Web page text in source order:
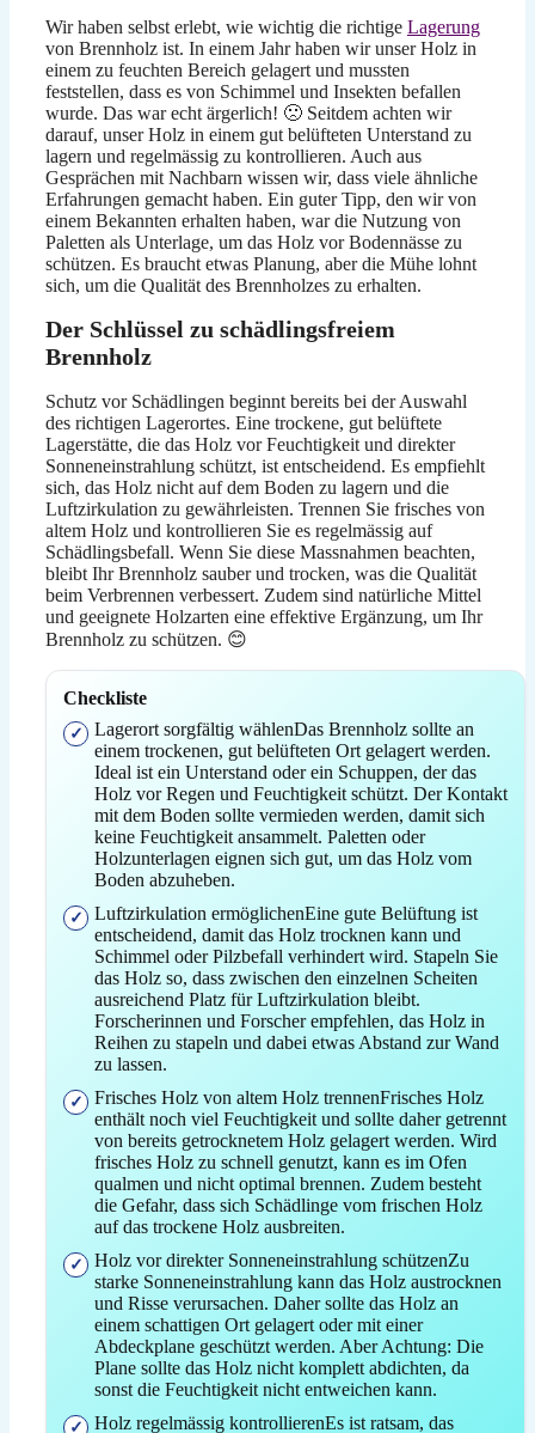
Wir haben selbst erlebt, wie wichtig die richtige Lagerung
von Brennholz ist. In einem Jahr haben wir unser Holz in
einem zu feuchten Bereich gelagert und mussten
feststellen, dass es von Schimmel und Insekten befallen
wurde. Das war echt ärgerlich! 🙁 Seitdem achten wir
darauf, unser Holz in einem gut belüfteten Unterstand zu
lagern und regelmässig zu kontrollieren. Auch aus
Gesprächen mit Nachbarn wissen wir, dass viele ähnliche
Erfahrungen gemacht haben. Ein guter Tipp, den wir von
einem Bekannten erhalten haben, war die Nutzung von
Paletten als Unterlage, um das Holz vor Bodennässe zu
schützen. Es braucht etwas Planung, aber die Mühe lohnt
sich, um die Qualität des Brennholzes zu erhalten.
Der Schlüssel zu schädlingsfreiem
Brennholz
Schutz vor Schädlingen beginnt bereits bei der Auswahl
des richtigen Lagerortes. Eine trockene, gut belüftete
Lagerstätte, die das Holz vor Feuchtigkeit und direkter
Sonneneinstrahlung schützt, ist entscheidend. Es empfiehlt
sich, das Holz nicht auf dem Boden zu lagern und die
Luftzirkulation zu gewährleisten. Trennen Sie frisches von
altem Holz und kontrollieren Sie es regelmässig auf
Schädlingsbefall. Wenn Sie diese Massnahmen beachten,
bleibt Ihr Brennholz sauber und trocken, was die Qualität
beim Verbrennen verbessert. Zudem sind natürliche Mittel
und geeignete Holzarten eine effektive Ergänzung, um Ihr
Brennholz zu schützen. 😊
Checkliste
Lagerort sorgfältig wählenDas Brennholz sollte an
einem trockenen, gut belüfteten Ort gelagert werden.
Ideal ist ein Unterstand oder ein Schuppen, der das
Holz vor Regen und Feuchtigkeit schützt. Der Kontakt
mit dem Boden sollte vermieden werden, damit sich
keine Feuchtigkeit ansammelt. Paletten oder
Holzunterlagen eignen sich gut, um das Holz vom
Boden abzuheben.
Luftzirkulation ermöglichenEine gute Belüftung ist
entscheidend, damit das Holz trocknen kann und
Schimmel oder Pilzbefall verhindert wird. Stapeln Sie
das Holz so, dass zwischen den einzelnen Scheiten
ausreichend Platz für Luftzirkulation bleibt.
Forscherinnen und Forscher empfehlen, das Holz in
Reihen zu stapeln und dabei etwas Abstand zur Wand
zu lassen.
Frisches Holz von altem Holz trennenFrisches Holz
enthält noch viel Feuchtigkeit und sollte daher getrennt
von bereits getrocknetem Holz gelagert werden. Wird
frisches Holz zu schnell genutzt, kann es im Ofen
qualmen und nicht optimal brennen. Zudem besteht
die Gefahr, dass sich Schädlinge vom frischen Holz
auf das trockene Holz ausbreiten.
Holz vor direkter Sonneneinstrahlung schützenZu
starke Sonneneinstrahlung kann das Holz austrocknen
und Risse verursachen. Daher sollte das Holz an
einem schattigen Ort gelagert oder mit einer
Abdeckplane geschützt werden. Aber Achtung: Die
Plane sollte das Holz nicht komplett abdichten, da
sonst die Feuchtigkeit nicht entweichen kann.
Holz regelmässig kontrollierenEs ist ratsam, das